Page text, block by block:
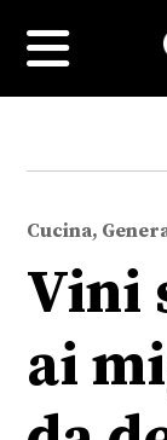
Cucina,
Vini
ai